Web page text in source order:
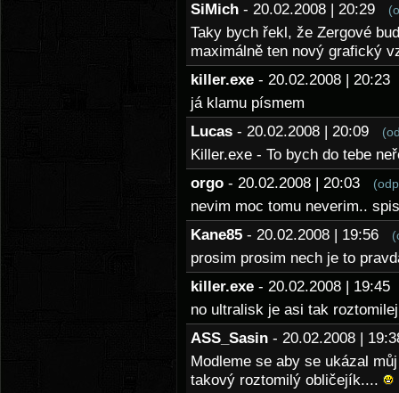
SiMich - 20.02.2008 | 20:29
Taky bych řekl, že Zergové
maximálně ten nový grafický
killer.exe - 20.02.2008 |
já klamu písmem
Lucas - 20.02.2008 | 20:09
Killer.exe - To bych do tebe
orgo - 20.02.2008 | 20:03
nevim moc tomu neverim..
Kane85 - 20.02.2008 | 19:56
prosim prosim nech je to
killer.exe - 20.02.2008 |
no ultralisk je asi tak
ASS_Sasin - 20.02.2008 |
Modleme se aby se ukázal
takový roztomilý obličejík....